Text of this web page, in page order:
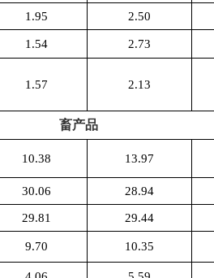
1.95 2.50
1.54 2.73
1.57 2.13
畜产品
10.38 13.97
30.06 28.94
29.81 29.44
9.70 10.35